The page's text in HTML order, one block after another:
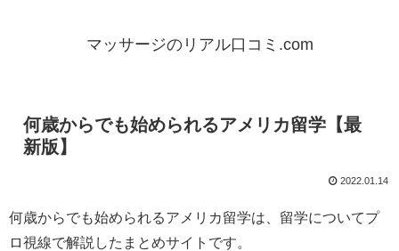
マッサージのリアル口コミ.com
何歳からでも始められるアメリカ留学【最
新版】
2022.01.14
何歳からでも始められるアメリカ留学は、留学についてプ
ロ視線で解説したまとめサイトです。